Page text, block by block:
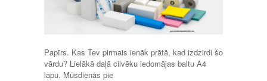
Papīrs. Kas Tev pirmais ienāk prātā, kad izdzirdi šo
vārdu? Lielākā daļā cilvēku iedomājas baltu A4
lapu. Mūsdienās pie